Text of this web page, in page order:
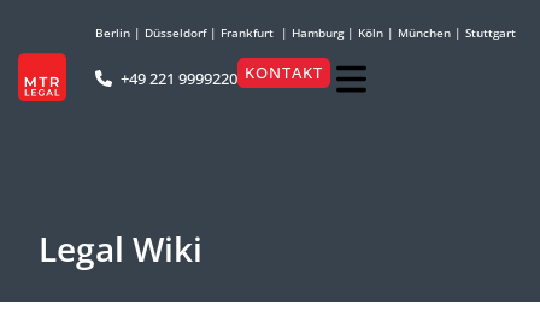
Berlin | Düsseldorf| Frankfurt | Hamburg| Köln | München | Stuttgart
+49 221 9999220 KONTAKT
Legal Wiki